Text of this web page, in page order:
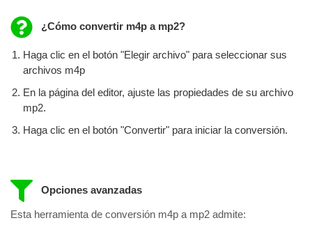
¿Cómo convertir m4p a mp2?
Haga clic en el botón "Elegir archivo" para seleccionar sus
archivos m4p
En la página del editor, ajuste las propiedades de su archivo
mp2.
Haga clic en el botón "Convertir" para iniciar la conversión.
Opciones avanzadas
Esta herramienta de conversión m4p a mp2 admite: